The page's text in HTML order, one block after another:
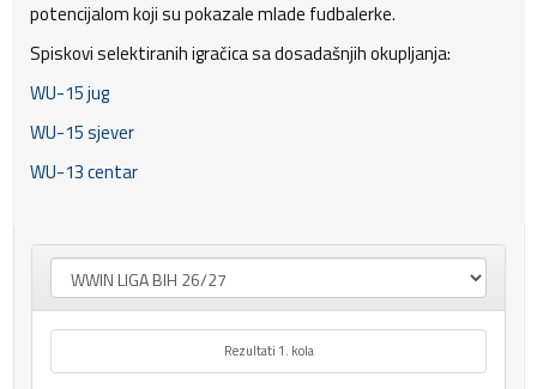
potencijalom koji su pokazale mlade fudbalerke.
Spiskovi selektiranih igračica sa dosadašnjih okupljanja:
WU-15 jug
WU-15 sjever
WU-13 centar
Rezultati 1. kola